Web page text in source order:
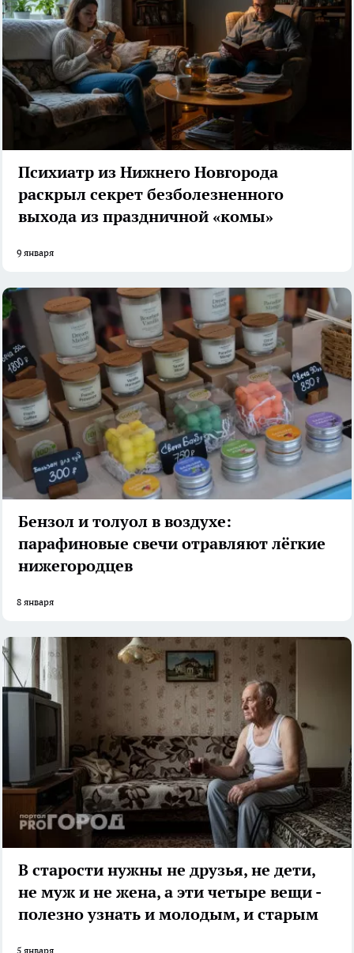
Психиатр из Нижнего Новгорода
раскрыл секрет безболезненного
выхода из праздничной «комы»
9 января
Бензол и толуол в воздухе:
парафиновые свечи отравляют лёгкие
нижегородцев
8 января
В старости нужны не друзья, не дети,
не муж и не жена, а эти четыре вещи -
полезно узнать и молодым, и старым
5 января